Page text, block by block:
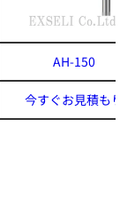
AH-150
今すぐお見積もり